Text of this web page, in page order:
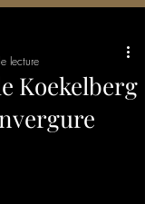
Koekelberg
lecture